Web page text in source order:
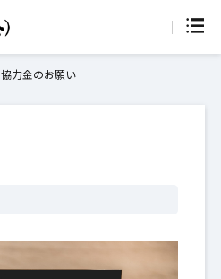
協力金のお願い